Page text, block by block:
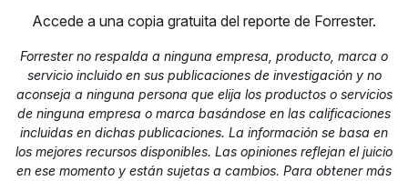
Accede a una copia gratuita del reporte de Forrester.
Forrester no respalda a ninguna empresa, producto, marca o
servicio incluido en sus publicaciones de investigación y no
aconseja a ninguna persona que elija los productos o servicios
de ninguna empresa o marca basándose en las calificaciones
incluidas en dichas publicaciones. La información se basa en
los mejores recursos disponibles. Las opiniones reflejan el juicio
en ese momento y están sujetas a cambios. Para obtener más